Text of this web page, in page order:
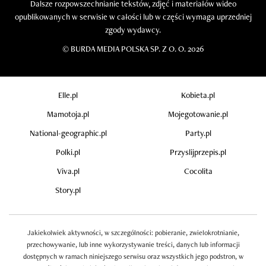
Dalsze rozpowszechnianie tekstów, zdjęć i materiałów wideo
opublikowanych w serwisie w całości lub w części wymaga uprzedniej
zgody wydawcy.
© BURDA MEDIA POLSKA SP. Z O. O. 2026
Elle.pl
Kobieta.pl
Mamotoja.pl
Mojegotowanie.pl
National-geographic.pl
Party.pl
Polki.pl
Przyslijprzepis.pl
Viva.pl
Cocolita
Story.pl
Jakiekolwiek aktywności, w szczególności: pobieranie, zwielokrotnianie,
przechowywanie, lub inne wykorzystywanie treści, danych lub informacji
dostępnych w ramach niniejszego serwisu oraz wszystkich jego podstron, w